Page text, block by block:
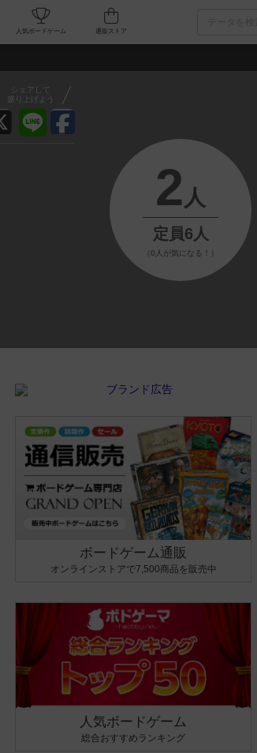
カフェ/店舗 人気ボードゲーム
シェアして
盛り上げよう
2 人
定員6人
（0人が気になる！）
ボードゲーム通販
オンラインストアで7,500商品を販売中
人気ボードゲーム
総合おすすめランキング